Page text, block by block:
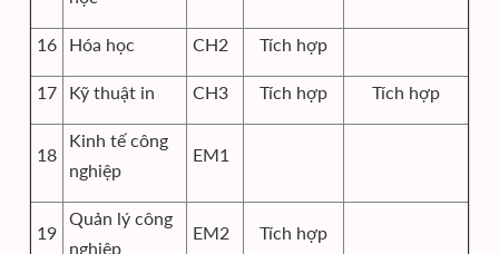
16 Hóa học CH2 Tích hợp
17 Kỹ thuật in CH3 Tích hợp Tích hợp
18
Kinh tế công
nghiệp
EM1
19
Quản lý công
nghiệp
EM2 Tích hợp